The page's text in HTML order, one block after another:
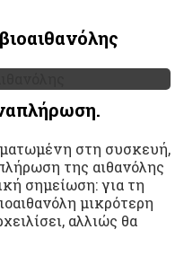
στη συσκευή,
της αιθανόλης
σημείωση: για τη
μικρότερη
αλλιώς θα